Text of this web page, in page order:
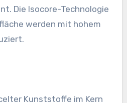
Die Isocore-Technologie
werden mit hohem
Kunststoffe im Kern